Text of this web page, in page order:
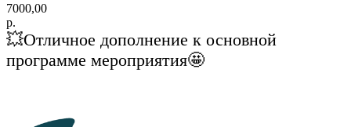
7000,00
р.
💥Отличное дополнение к основной
программе мероприятия🤩